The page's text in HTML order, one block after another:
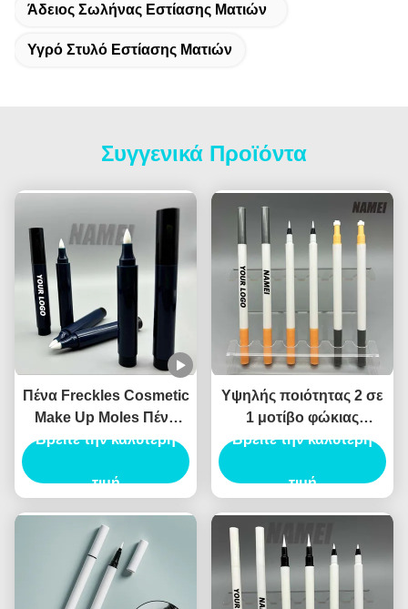
Άδειος Σωλήνας Εστίασης Ματιών
Υγρό Στυλό Εστίασης Ματιών
Συγγενικά Προϊόντα
Πένα Freckles Cosmetic
Make Up Moles Πένα
Freckles Custom Logo
Περιέκτη Πένας
Βρείτε την καλύτερη
τιμή
Υψηλής ποιότητας 2 σε
1 μοτίβο φώκιας
Eyeliner υγρό Eyeliner
συσκευασία Canthus
Βρείτε την καλύτερη
τιμή